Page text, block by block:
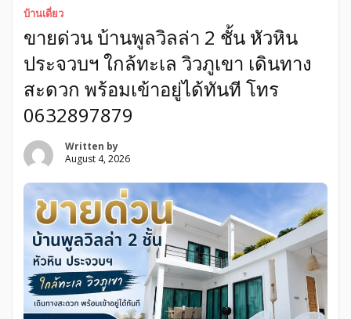
ห้อง – จอดรถได้ 4 คัน :: สิ่งอำนวยความสะดวกภายในโครงการ
บ้านเดี่ยว
ขายด่วน บ้านพูลวิลล่า 2 ชั้น หัวหิน
ประจวบฯ ใกล้ทะเล วิวภูเขา เดินทาง
สะดวก พร้อมเข้าอยู่ได้ทันที โทร
0632897879
Written by
August 4, 2026